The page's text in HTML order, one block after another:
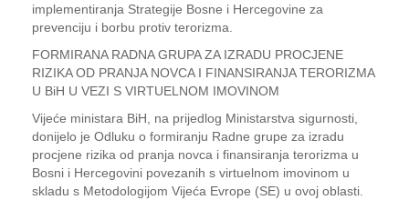
implementiranja Strategije Bosne i Hercegovine za
prevenciju i borbu protiv terorizma.
FORMIRANA RADNA GRUPA ZA IZRADU PROCJENE
RIZIKA OD PRANJA NOVCA I FINANSIRANJA TERORIZMA
U BiH U VEZI S VIRTUELNOM IMOVINOM
Vijeće ministara BiH, na prijedlog Ministarstva sigurnosti,
donijelo je Odluku o formiranju Radne grupe za izradu
procjene rizika od pranja novca i finansiranja terorizma u
Bosni i Hercegovini povezanih s virtuelnom imovinom u
skladu s Metodologijom Vijeća Evrope (SE) u ovoj oblasti.